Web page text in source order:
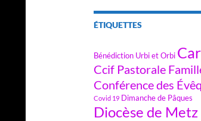
ÉTIQUETTES
Bénédiction Urbi et Orbi
Ccif Pastorale
Conférence des
Covid 19 Dimanche de Pâques
Diocèse de Metz